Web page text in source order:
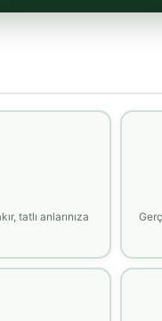
tatlı anlarınıza